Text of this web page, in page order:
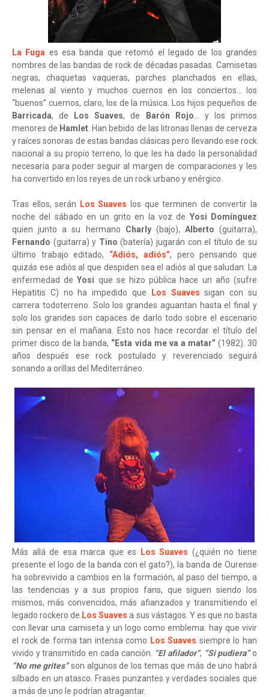
La Fuga es esa banda que retomó el legado de los grandes
nombres de las bandas de rock de décadas pasadas. Camisetas
negras, chaquetas vaqueras, parches planchados en ellas,
melenas al viento y muchos cuernos en los conciertos... los
“buenos” cuernos, claro, los de la música. Los hijos pequeños de
Barricada, de Los Suaves, de Barón Rojo... y los primos
menores de Hamlet. Han bebido de las litronas llenas de cerveza
y raíces sonoras de estas bandas clásicas pero llevando ese rock
nacional a su propio terreno, lo que les ha dado la personalidad
necesaria para poder seguir al margen de comparaciones y les
ha convertido en los reyes de un rock urbano y enérgico.
Tras ellos, serán Los Suaves los que terminen de convertir la
noche del sábado en un grito en la voz de Yosi Domínguez
quien junto a su hermano Charly(bajo), Alberto (guitarra),
Fernando (guitarra) y Tino(batería) jugarán con el título de su
último trabajo editado, “Adiós, adiós”, pero pensando que
quizás ese adiós al que despiden sea el adiós al que saludan. La
enfermedad deYosi que se hizo pública hace un año (sufre
Hepatitis C) no ha impedido que
Los Suaves sigan con su
carrera todoterreno. Solo los grandes aguantan hasta el final y
solo los grandes son capaces de darlo todo sobre el escenario
sin pensar en el mañana. Esto nos hace recordar el título del
primer disco de la banda, “Esta vida me va a matar” (1982). 30
años después ese rock postulado y reverenciado seguirá
sonando a orillas del Mediterráneo.
Más allá de esa marca que es Los Suaves (¿quién no tiene
presente el logo de la banda con el gato?), la banda de Ourense
ha sobrevivido a cambios en la formación, al paso del tiempo, a
las tendencias y a sus propios fans, que siguen siendo los
mismos, más convencidos, más afianzados y transmitiendo el
legado rockero de Los Suaves a sus vástagos. Y es que no basta
con llevar una camiseta y un logo como emblema: hay que vivir
el rock de forma tan intensa como Los Suaves siempre lo han
vivido y transmitido en cada canción. “El afilador”, “Si pudiera”o
“No me grites”son algunos de los temas que más de uno habrá
silbado en un atasco. Frases punzantes y verdades sociales que
a más de uno le podrían atragantar.